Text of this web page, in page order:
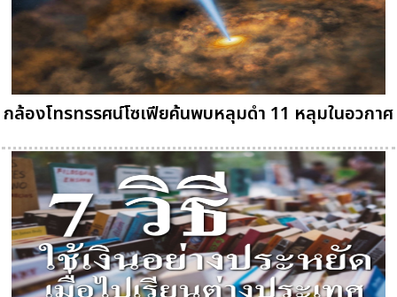
กล้องโทรทรรศน์โซเฟียค้นพบหลุมดำ 11 หลุมในอวกาศ